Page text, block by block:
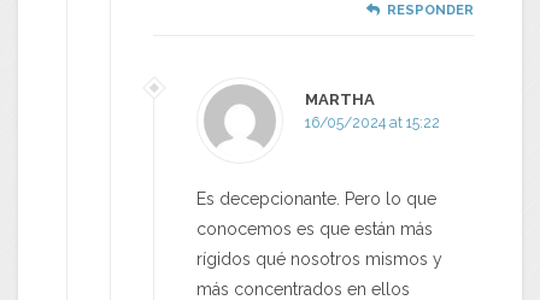
RESPONDER
MARTHA
16/05/2024 at 15:22
Es decepcionante. Pero lo que
conocemos es que están más
rígidos qué nosotros mismos y
más concentrados en ellos